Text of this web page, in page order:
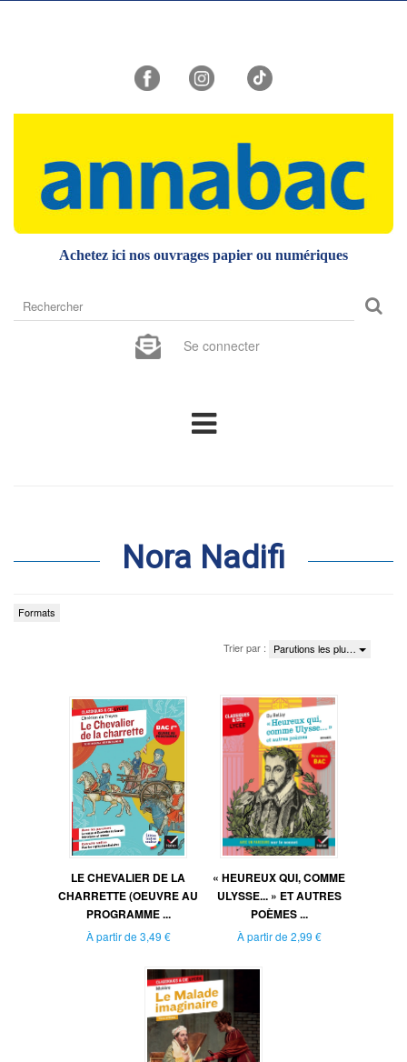
Achetez ici nos ouvrages papier ou numériques
sur
site
Se connecter
Nora Nadifi
Formats
Trier par : Parutions les plu…
LE CHEVALIER DE LA
CHARRETTE (OEUVRE AU
PROGRAMME ...
À partir de 3,49 €
« HEUREUX QUI, COMME
ULYSSE... » ET AUTRES
POÈMES ...
À partir de 2,99 €